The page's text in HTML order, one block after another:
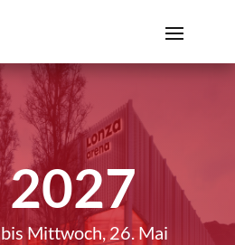
Mittwoch, 26. Mai